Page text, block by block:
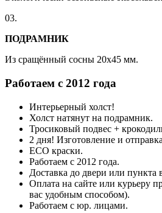
03.
ПОДРАМНИК
Из сращённый сосны 20x45 мм.
Работаем с 2012 года
Интерьерный холст!
Холст натянут на подрамник.
Тросиковый подвес +
2 дня! Изготовление и
ECO краски.
Работаем с 2012 года.
Доставка до двери или
Оплата на сайте или курьеру
вас удобным способом).
Работаем с юр. лицами.